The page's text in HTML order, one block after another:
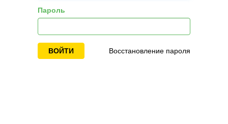
Пароль
ВОЙТИ Восстановление пароля